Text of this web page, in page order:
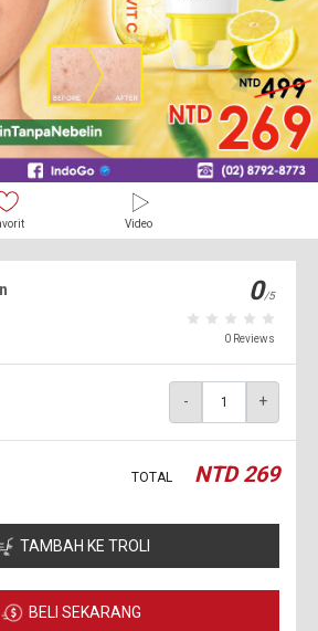
Video
0/5
0 Reviews
- +
TOTAL NTD269
TAMBAH KE TROLI
BELI SEKARANG